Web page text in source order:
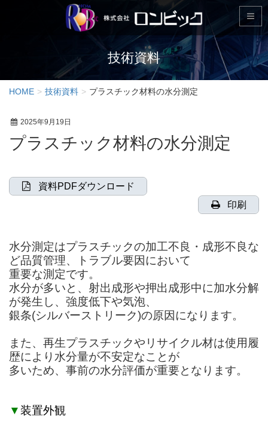
技術資料
HOME 技術資料 プラスチック材料の水分測定
2025年9月19日
プラスチック材料の水分測定
資料PDFダウンロード
印刷
水分測定はプラスチックの加工不良・成形不良な
ど品質管理、トラブル要因において
重要な測定です。
水分が多いと、射出成形や押出成形中に加水分解
が発生し、強度低下や気泡、
銀条(シルバーストリーク)の原因になります。
また、再生プラスチックやリサイクル材は使用履
歴により水分量が不安定なことが
多いため、 事前の水分評価が重要となります。
▼ 装置外観